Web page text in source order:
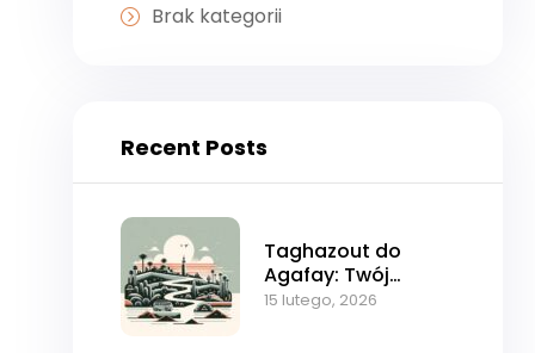
Brak kategorii
Recent Posts
Taghazout do
Agafay: Twój
Kompletny
15 lutego, 2026